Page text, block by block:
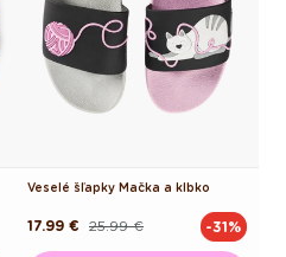
Veselé šľapky Mačka a klbko
Pôvodná25.99 €
Akciová
17.99 € -31%